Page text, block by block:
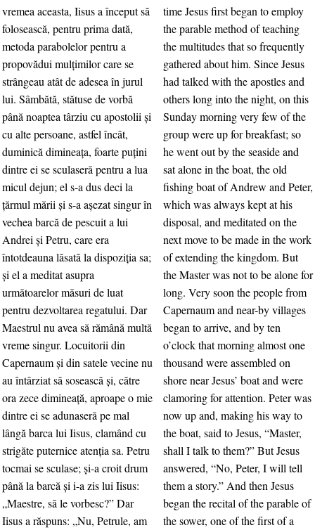
vremea aceasta, Iisus a început să
folosească, pentru prima dată,
metoda parabolelor pentru a
propovădui mulţimilor care se
strângeau atât de adesea în jurul
lui. Sâmbătă, stătuse de vorbă
până noaptea târziu cu apostolii şi
cu alte persoane, astfel încât,
duminică dimineaţa, foarte puţini
dintre ei se sculaseră pentru a lua
micul dejun; el s-a dus deci la
ţărmul mării şi s-a aşezat singur în
vechea barcă de pescuit a lui
Andrei şi Petru, care era
întotdeauna lăsată la dispoziţia sa;
şi el a meditat asupra
următoarelor măsuri de luat
pentru dezvoltarea regatului. Dar
Maestrul nu avea să rămână multă
vreme singur. Locuitorii din
Capernaum şi din satele vecine nu
au întârziat să sosească şi, către
ora zece dimineaţă, aproape o mie
dintre ei se adunaseră pe mal
lângă barca lui Iisus, clamând cu
strigăte puternice atenţia sa. Petru
tocmai se sculase; şi-a croit drum
până la barcă şi i-a zis lui Iisus:
„Maestre, să le vorbesc?” Dar
Iisus a răspuns: „Nu, Petrule, am
time Jesus first began to employ
the parable method of teaching
the multitudes that so frequently
gathered about him. Since Jesus
had talked with the apostles and
others long into the night, on this
Sunday morning very few of the
group were up for breakfast; so
he went out by the seaside and
sat alone in the boat, the old
fishing boat of Andrew and Peter,
which was always kept at his
disposal, and meditated on the
next move to be made in the work
of extending the kingdom. But
the Master was not to be alone for
long. Very soon the people from
Capernaum and near-by villages
began to arrive, and by ten
o’clock that morning almost one
thousand were assembled on
shore near Jesus’ boat and were
clamoring for attention. Peter was
now up and, making his way to
the boat, said to Jesus, “Master,
shall I talk to them?” But Jesus
answered, “No, Peter, I will tell
them a story.” And then Jesus
began the recital of the parable of
the sower, one of the first of a